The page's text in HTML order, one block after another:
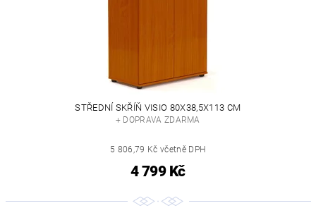
STŘEDNÍ SKŘÍŇ VISIO 80X38,5X113 CM
+ DOPRAVA ZDARMA
5 806,79 Kč včetně DPH
4 799 Kč